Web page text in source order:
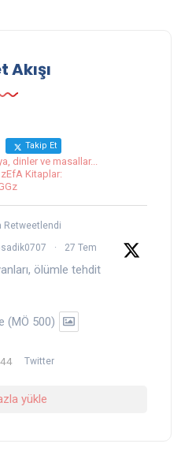
Akışı
Takip Et
dinler ve masallar...
Kitaplar:
Retweetlendi
· 27 Tem
ölümle tehdit
(MÖ 500)
Twitter
yükle